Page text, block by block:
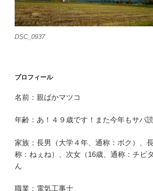
DSC_0937
プロフィール
名前：親ばかマツコ
年齢：あ！４９歳です！また今年もサバ
家族：長男（大学４年、通称：ボク）、
称：ねぇね）、次女（16歳、通称：チビ
ん
職業：電気工事士